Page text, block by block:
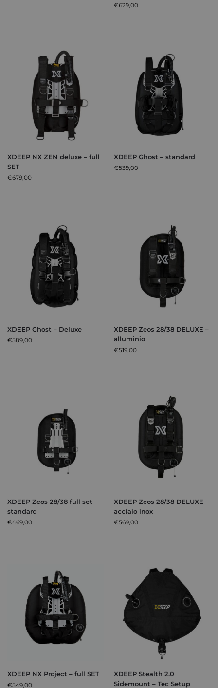
€629,00
XDEEP NX ZEN deluxe – full
SET
€679,00
XDEEP Ghost – standard
€539,00
XDEEP Ghost – Deluxe
€589,00
XDEEP Zeos 28/38 DELUXE –
alluminio
€519,00
XDEEP Zeos 28/38 full set –
standard
€469,00
XDEEP Zeos 28/38 DELUXE –
acciaio inox
€569,00
XDEEP NX Project – full SET
€549,00
XDEEP Stealth 2.0
Sidemount – Tec Setup